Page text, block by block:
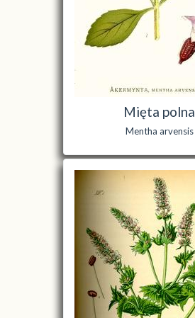
Mięta polna
Mentha arvensis